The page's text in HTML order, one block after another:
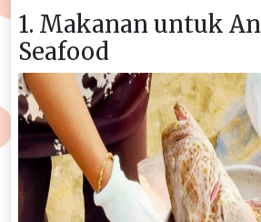
1. Makanan untuk
Seafood